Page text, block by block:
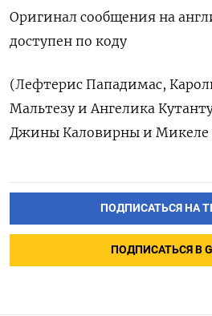
Оригинал сообщения на
доступен по коду
(Лефтерис Пападимас,
Мальтезу и Ангелика
Джины Каловирны и Микеле
ПОДПИСАТЬСЯ НА
ПОДПИСАТЬСЯ В